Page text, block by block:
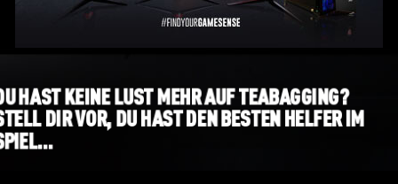
DU HAST KEINE LUST MEHR AUF TEABAGGING?
STELL DIR VOR, DU HAST DEN BESTEN HELFER IM
SPIEL…